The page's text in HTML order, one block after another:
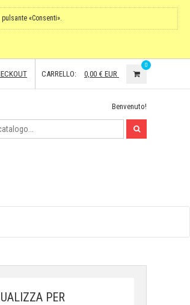
«Consenti».
CARRELLO: 0,00 € EUR
0
Benvenuto!
PER